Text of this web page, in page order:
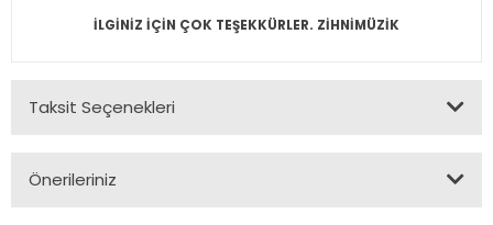
İLGİNİZ İÇİN ÇOK TEŞEKKÜRLER. ZİHNİMÜZİK
Taksit Seçenekleri
Önerileriniz